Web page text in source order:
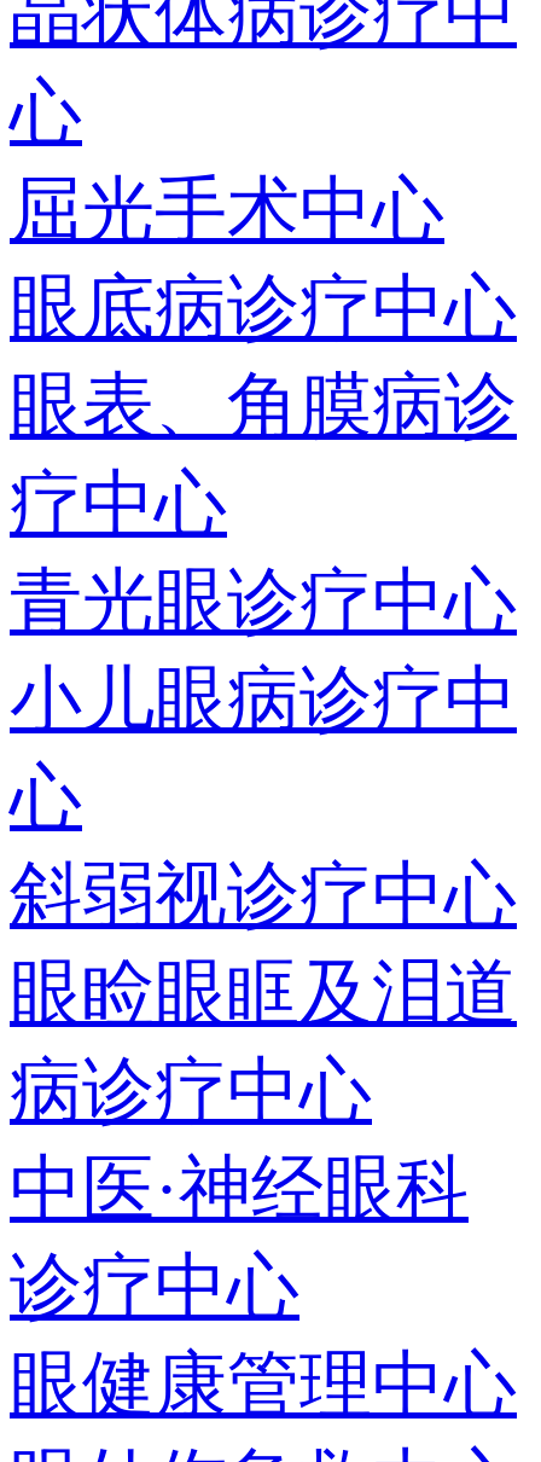
心
屈光手术中心
眼底病诊疗中心
眼表、角膜病诊
疗中心
青光眼诊疗中心
小儿眼病诊疗中
心
斜弱视诊疗中心
眼睑眼眶及泪道
病诊疗中心
中医·神经眼科
诊疗中心
眼健康管理中心